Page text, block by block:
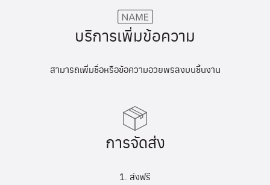
บริการเพิ่มข้อความ
สามารถเพิ่มชื่อหรือข้อความอวยพรลงบนชิ้นงาน
การจัดส่ง
1. ส่งฟรี